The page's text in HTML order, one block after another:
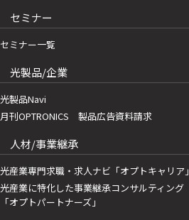
セミナー
セミナー一覧
光製品/企業
光製品Navi
月刊OPTRONICS 製品広告資料請求
人材/事業継承
光産業専門求職・求人ナビ「オプトキャリア」
光産業に特化した事業継承コンサルティング
「オプトパートナーズ」